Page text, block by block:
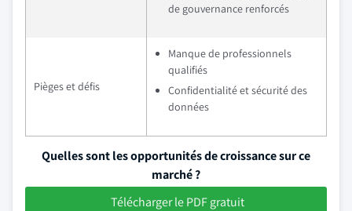
de gouvernance renforcés
Pièges et défis
Manque de professionnels
qualifiés
Confidentialité et sécurité des
données
Quelles sont les opportunités de croissance sur ce
marché ?
Télécharger le PDF gratuit